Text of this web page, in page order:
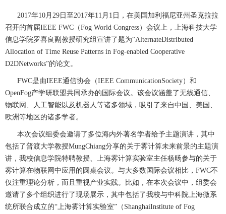
2017年10月29日至2017年11月1日，在美国加利福尼亚州圣克拉拉
召开的首届IEEE FWC（Fog World Congress）会议上，上海科技大学
信息学院罗喜良副教授研究组宣讲了题为“AlternateDistributed
Allocation of Time Reuse Patterns in Fog-enabled Cooperative
D2DNetworks”的论文。
FWC是由IEEE通信协会（IEEE CommunicationSociety）和
OpenFog产学研联盟共同承办的国际会议。该会议涵盖了无线通信、
物联网、人工智能以及机器人等诸多领域，吸引了来自中国、美国、
欧洲等地区的诸多学者。
本次会议组委会邀请了多位海内外著名学者给予主题演讲，其中
包括了普渡大学教授MungChiang分享的关于雾计算未来前景的主题演
讲，我校信息学院特聘教授、上海雾计算实验室主任杨旸参与的关于
雾计算在物联网中应用的圆桌会议。与大多数国际会议相比，FWC不
仅注重理论分析，而且重视产业实践。比如，在本次会议中，组委会
邀请了多个组织进行了现场展示，其中包括了我校与中科院上海微系
统所联合成立的“上海雾计算实验室”（ShanghaiInstitute of Fog